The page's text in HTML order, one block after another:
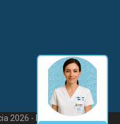
2026 - Desarrollado por